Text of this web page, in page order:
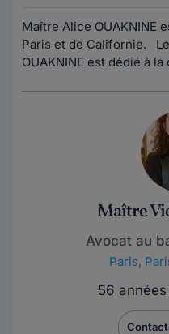
Maître Alice OUAKNINE
Paris et de Californie.
OUAKNINE est dédié à la
Maître
Avocat au
Paris,
56